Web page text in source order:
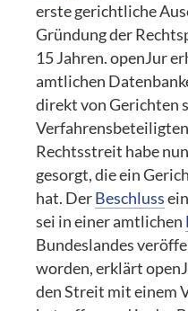
erste gerichtliche
Gründung der
15 Jahren. openJur
amtlichen
direkt von Gerichten
Rechtsstreit habe
gesorgt, die ein
hat. DerBeschluss
sei in einer amtlichen
Bundeslandes
worden, erklärt
den Streit mit einem